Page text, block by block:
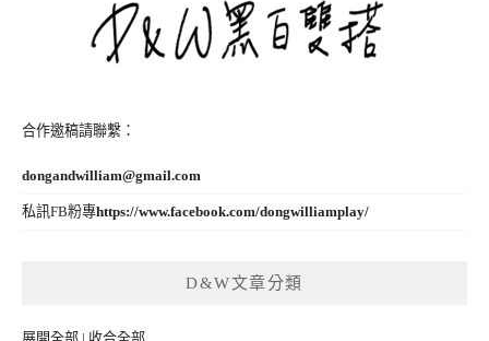
合作邀稿請聯繫：
dongandwilliam@gmail.com
私訊FB粉專https://www.facebook.com/dongwilliamplay/
D&W文章分類